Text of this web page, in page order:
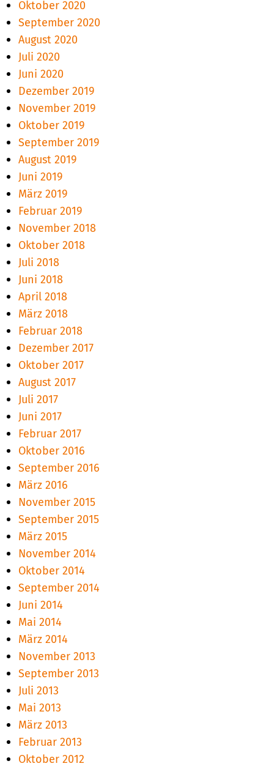
Oktober 2020
September 2020
August 2020
Juli 2020
Juni 2020
Dezember 2019
November 2019
Oktober 2019
September 2019
August 2019
Juni 2019
März 2019
Februar 2019
November 2018
Oktober 2018
Juli 2018
Juni 2018
April 2018
März 2018
Februar 2018
Dezember 2017
Oktober 2017
August 2017
Juli 2017
Juni 2017
Februar 2017
Oktober 2016
September 2016
März 2016
November 2015
September 2015
März 2015
November 2014
Oktober 2014
September 2014
Juni 2014
Mai 2014
März 2014
November 2013
September 2013
Juli 2013
Mai 2013
März 2013
Februar 2013
Oktober 2012